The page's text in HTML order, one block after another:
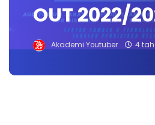
OUT 2022/
Akademi Youtuber 4